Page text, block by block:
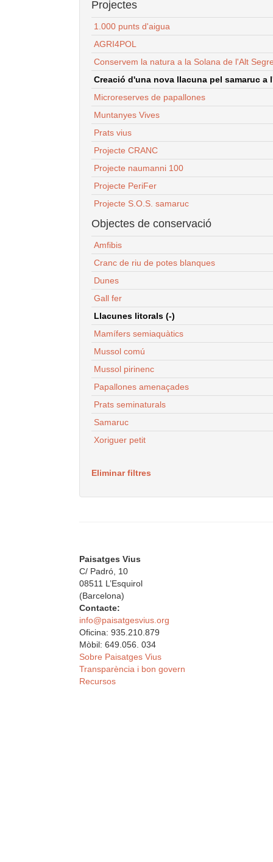
Projectes
1.000 punts d'aigua
AGRI4POL
Conservem la natura a la Solana de l'Alt
Creació d'una nova llacuna pel samaruc a
Microreserves de papallones
Muntanyes Vives
Prats vius
Projecte CRANC
Projecte naumanni 100
Projecte PeriFer
Projecte S.O.S. samaruc
Objectes de conservació
Amfibis
Cranc de riu de potes blanques
Dunes
Gall fer
Llacunes litorals (-)
Mamífers semiaquàtics
Mussol comú
Mussol pirinenc
Papallones amenaçades
Prats seminaturals
Samaruc
Xoriguer petit
Eliminar filtres
Paisatges Vius
C/ Padró, 10
08511 L’Esquirol
(Barcelona)
Contacte:
info@paisatgesvius.org
Oficina: 935.210.879
Mòbil: 649.056. 034
Sobre Paisatges Vius
Transparència i bon govern
Recursos